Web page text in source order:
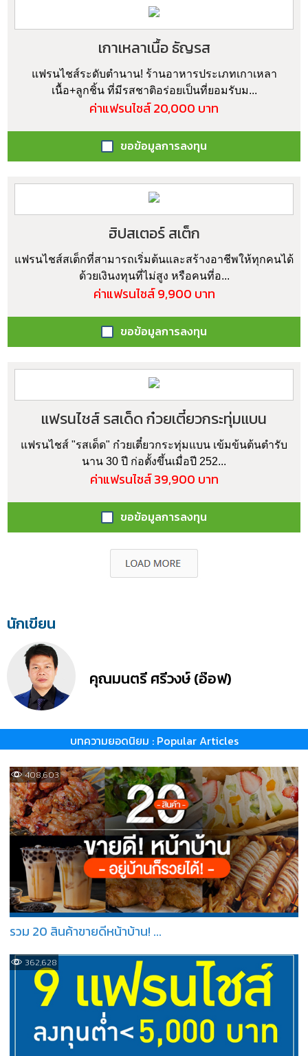
เกาเหลาเนื้อ ธัญรส
แฟรนไชส์ระดับตำนาน! ร้านอาหารประเภทเกาเหลา
เนื้อ+ลูกชิ้น ที่มีรสชาติอร่อยเป็นที่ยอมรับม...
ค่าแฟรนไชส์ 20,000 บาท
ขอข้อมูลการลงทุน
ฮิปสเตอร์ สเต็ก
แฟรนไชส์สเต็กที่สามารถเริ่มต้นและสร้างอาชีพให้ทุกคนได้
ด้วยเงินงทุนที่ไม่สูง หรือคนที่อ...
ค่าแฟรนไชส์ 9,900 บาท
ขอข้อมูลการลงทุน
แฟรนไชส์ รสเด็ด ก๋วยเตี๋ยวกระทุ่มแบน
แฟรนไชส์ "รสเด็ด" ก๋วยเตี๋ยวกระทุ่มแบน เข้มข้นต้นตำรับ
นาน 30 ปี ก่อตั้งขึ้นเมื่อปี 252...
ค่าแฟรนไชส์ 39,900 บาท
ขอข้อมูลการลงทุน
นักเขียน
คุณมนตรี ศรีวงษ์ (อ๊อฟ)
บทความยอดนิยม : Popular Articles
408,603
รวม 20 สินค้าขายดีหน้าบ้าน! ...
362,628